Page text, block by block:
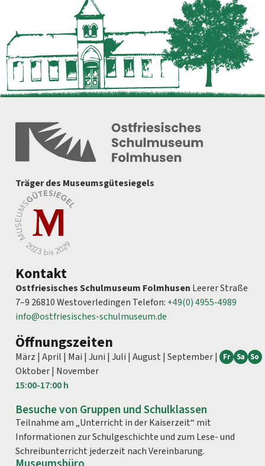
Träger des Museumsgütesiegels
Kontakt
Ostfriesisches Schulmuseum Folmhusen Leerer Straße
7–9 26810 Westoverledingen Telefon: +49(0) 4955-4989
info@ostfriesisches-schulmuseum.de
Öffnungszeiten
März | April | Mai | Juni | Juli | August | September |
Oktober | November
Fr Sa So
15:00-17:00 h
Besuche von Gruppen und Schulklassen
Teilnahme am „Unterricht in der Kaiserzeit“ mit
Informationen zur Schulgeschichte und zum Lese- und
Schreibunterricht jederzeit nach Vereinbarung.